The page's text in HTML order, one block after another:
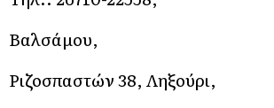
Βαλσάμου,
Ριζοσπαστών 38, Ληξούρι,